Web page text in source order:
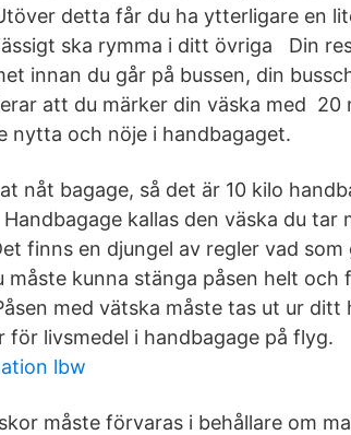
detta får du ha ytterligare en
ska rymma i ditt övriga Din
innan du går på bussen, din
att du märker din väska med 20
nytta och nöje i handbagaget.
nåt bagage, så det är 10 kilo
kallas den väska du tar
finns en djungel av regler vad
måste kunna stänga påsen helt och
med vätska måste tas ut ur
för livsmedel i handbagage på flyg.
lbw
måste förvaras i behållare om